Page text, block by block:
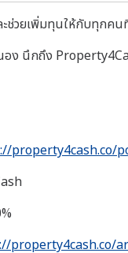
วยเพิ่มทุนให้กับทุกคนที่
อง นึกถึง
property4cash.co/
property4cash.co/